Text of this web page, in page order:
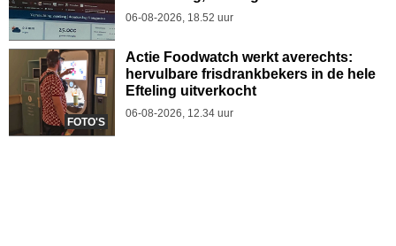
06-08-2026, 18.52 uur
FOTO'S
Actie Foodwatch werkt averechts:
hervulbare frisdrankbekers in de hele
Efteling uitverkocht
06-08-2026, 12.34 uur